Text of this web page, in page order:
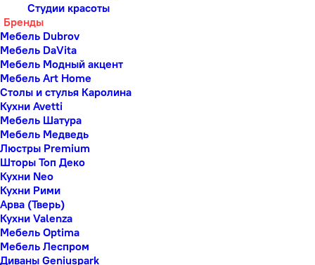
Студии красоты
Бренды
Мебель Dubrov
Мебель DaVita
Мебель Модный акцент
Мебель Art Home
Столы и стулья Каролина
Кухни Avetti
Мебель Шатура
Мебель Медведь
Люстры Premium
Шторы Топ Деко
Кухни Neo
Кухни Рими
Арва (Тверь)
Кухни Valenza
Мебель Optima
Мебель Леспром
Диваны Geniuspark